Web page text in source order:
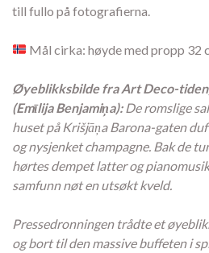
till fullo på fotografierna.
Mål cirka: høyde med propp 32
Øyeblikksbilde fra Art Deco-
(Emīlija Benjamiņa): De romslige
huset på Krišjāņa Barona-gaten
og nysjenket champagne. Bak de
hørtes dempet latter og
samfunn nøt en utsøkt kveld.
Pressedronningen trådte et
og bort til den massive buffeten i